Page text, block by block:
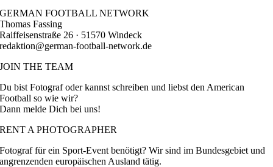
GERMAN FOOTBALL NETWORK
Thomas Fassing
Raiffeisenstraße 26 · 51570 Windeck
redaktion@german-football-network.de
JOIN THE TEAM
Du bist Fotograf oder kannst schreiben und liebst den American
Football so wie wir?
Dann melde Dich bei uns!
RENT A PHOTOGRAPHER
Fotograf für ein Sport-Event benötigt? Wir sind im Bundesgebiet und
angrenzenden europäischen Ausland tätig.